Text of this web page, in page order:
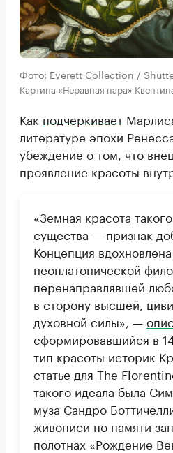
Фото: Everett Collection /
Картина «Неравная пара»
Как подчеркивает
литературе эпохи
убеждение о том, что
проявление красоты
«Земная красота
существа — признак
Концепция вдохновлена
неоплатонической
перенаправлявшей
в сторону высшей,
духовной силы», —
сформировавшийся в
тип красоты историк
статье для The
такого идеала была
муза Сандро
живописи по памяти
полотнах «Рождение